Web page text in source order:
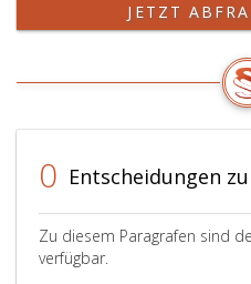
JETZT
0 Entscheidungen zu
Zu diesem Paragrafen sind
verfügbar.